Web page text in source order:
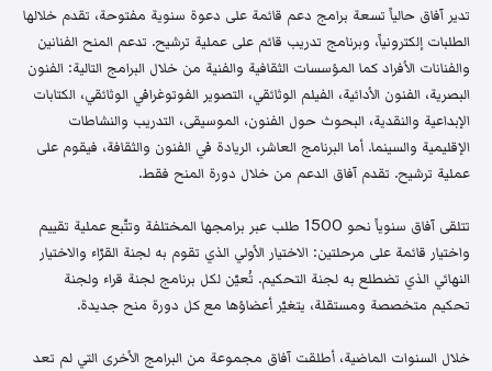
تدير آفاق حالياً تسعة برامج دعم قائمة على دعوة سنوية مفتوحة، تقدم خلالها
الطلبات إلكترونياً، وبرنامج تدريب قائم على عملية ترشيح. تدعم المنح الفنانين
والفنانات الأفراد كما المؤسسات الثقافية والفنية من خلال البرامج التالية: الفنون
البصرية، الفنون الأدائية، الفيلم الوثائقي، التصوير الفوتوغرافي الوثائقي، الكتابات
الإبداعية والنقدية، البحوث حول الفنون، الموسيقى، التدريب والنشاطات
الإقليمية والسينما. أما البرنامج العاشر، الريادة في الفنون والثقافة، فيقوم على
عملية ترشيح. تقدم آفاق الدعم من خلال دورة المنح فقط.
تتلقى آفاق سنوياً نحو 1500 طلب عبر برامجها المختلفة وتتّبع عملية تقييم
واختيار قائمة على مرحلتين: الاختيار الأولي الذي تقوم به لجنة القرّاء والاختيار
النهائي الذي تضطلع به لجنة التحكيم. تُعيّن لكل برنامج لجنة قراء ولجنة
تحكيم متخصصة ومستقلة، يتغيّر أعضاؤها مع كل دورة منح جديدة.
خلال السنوات الماضية، أطلقت آفاق مجموعة من البرامج الأخرى التي لم تعد